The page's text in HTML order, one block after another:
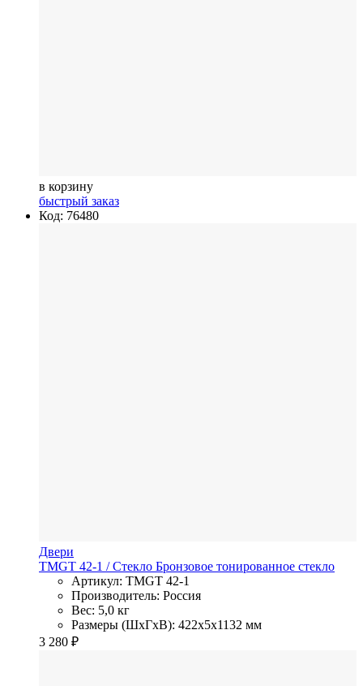
в корзину
быстрый заказ
Код: 76480
Двери
TMGT 42-1 / Стекло Бронзовое тонированное стекло
Артикул: TMGT 42-1
Производитель: Россия
Вес: 5,0 кг
Размеры (ШхГхВ): 422x5x1132 мм
3 280 ₽